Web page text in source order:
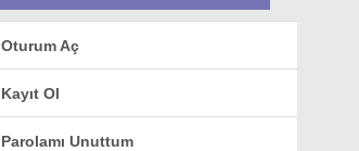
Oturum Aç
Kayıt Ol
Parolamı Unuttum